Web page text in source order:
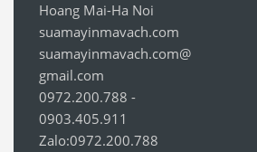
Hoang Mai-Ha Noi
suamayinmavach.com
suamayinmavach.com@
gmail.com
0972.200.788 -
0903.405.911
Zalo:0972.200.788